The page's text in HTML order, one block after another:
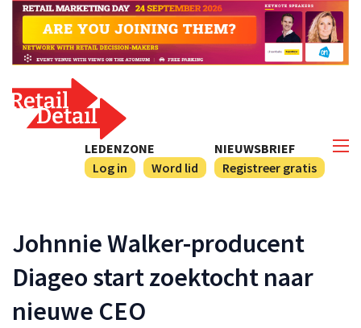
NIEUWSBRIEF
Registreer gratis
LEDENZONE
Log in
Word lid
Johnnie Walker-producent
Diageo start zoektocht naar
nieuwe CEO